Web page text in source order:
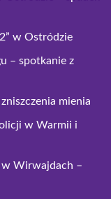
w Ostródzie
– spotkanie z
mienia
w Warmii i
w Wirwajdach –